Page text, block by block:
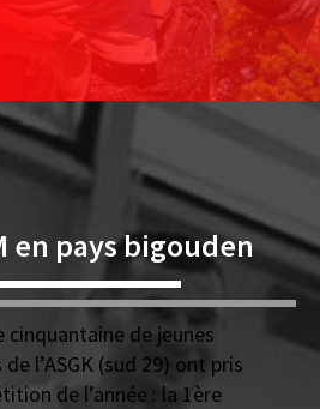
en pays bigouden
cinquantaine de jeunes
l’ASGK (sud 29) ont pris
de l’année : la 1ère